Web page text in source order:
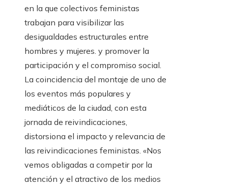
en la que colectivos feministas
trabajan para visibilizar las
desigualdades estructurales entre
hombres y mujeres. y promover la
participación y el compromiso social.
La coincidencia del montaje de uno de
los eventos más populares y
mediáticos de la ciudad, con esta
jornada de reivindicaciones,
distorsiona el impacto y relevancia de
las reivindicaciones feministas. «Nos
vemos obligadas a competir por la
atención y el atractivo de los medios